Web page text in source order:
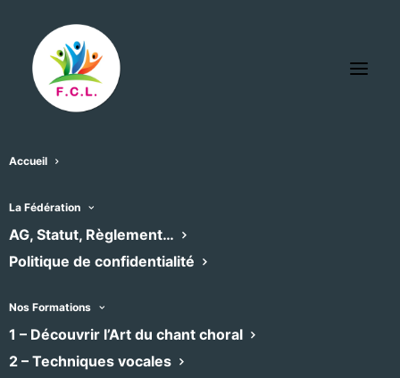
Accueil
La Fédération
AG, Statut, Règlement…
Politique de confidentialité
Nos Formations
1 – Découvrir l’Art du chant choral
2 – Techniques vocales